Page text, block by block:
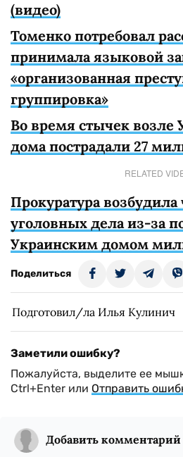
(видео)
Томенко потребовал
принимала языковой
«организованная
группировка»
Во время стычек возле
дома пострадали 27
RELATED
Прокуратура возбудила
уголовных дела из-за
Украинским домом
Поделиться
Подготовил/ла Илья Кулинич
Заметили ошибку?
Пожалуйста, выделите ее
Ctrl+Enter или Отправить
Добавить комментарий